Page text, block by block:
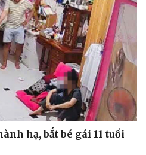
hạ, bắt bé gái 11 tuổi